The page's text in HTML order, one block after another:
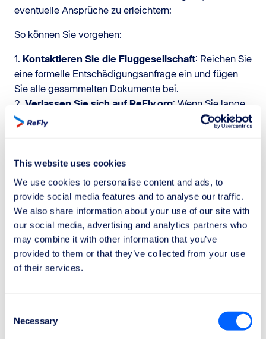
This website uses cookies
We use cookies to personalise content and ads, to
provide social media features and to analyse our traffic.
We also share information about your use of our site with
our social media, advertising and analytics partners who
may combine it with other information that you’ve
provided to them or that they’ve collected from your use
of their services.
Selection
Necessary
eventuelle Ansprüche zu erleichtern:
So können Sie vorgehen:
1. Kontaktieren Sie die Fluggesellschaft: Reichen Sie
eine formelle Entschädigungsanfrage ein und fügen
Sie alle gesammelten Dokumente bei.
2. Verlassen Sie sich auf ReFly.org: Wenn Sie lange
Wartezeiten und komplizierte Verfahren vermeiden
stellen sicher, dass Sie die Entschädigung erhalten,
die Ihnen zusteht, ohne Stress.
250 €